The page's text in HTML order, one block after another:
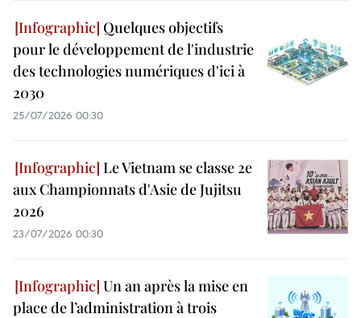
Quelques objectifs
pour le développement de l'industrie
des technologies numériques d'ici à
2030
25/07/2026 00:30
Le Vietnam se classe 2e
aux Championnats d'Asie de Jujitsu
2026
23/07/2026 00:30
Un an après la mise en
place de l’administration à trois